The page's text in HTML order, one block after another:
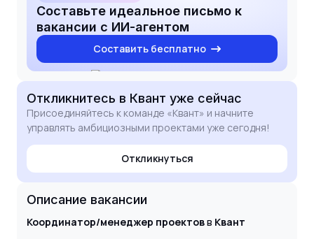
Составьте идеальное письмо к
вакансии с ИИ-агентом
Составить бесплатно
Откликнитесь в Квант уже сейчас
Присоединяйтесь к команде «Квант» и начните
управлять амбициозными проектами уже сегодня!
Откликнуться
Описание вакансии
Координатор/менеджер проектовв Квант